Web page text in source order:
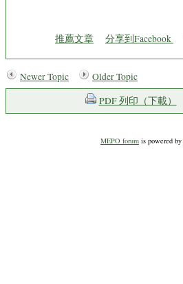
推薦文章 分享到Facebook
Newer Topic
Older Topic
PDF 列印（下載）
MEPO forum is powered by